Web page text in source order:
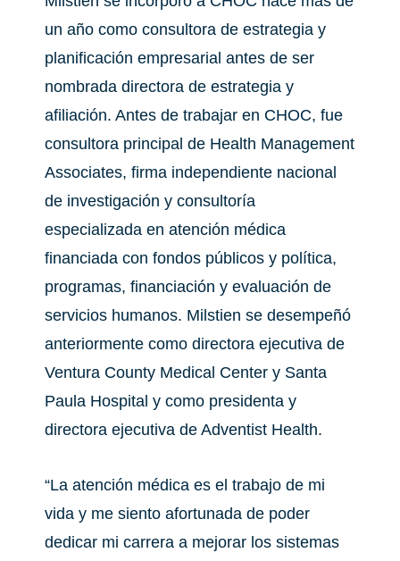
un año como consultora de estrategia y
planificación empresarial antes de ser
nombrada directora de estrategia y
afiliación. Antes de trabajar en CHOC, fue
consultora principal de Health Management
Associates, firma independiente nacional
de investigación y consultoría
especializada en atención médica
financiada con fondos públicos y política,
programas, financiación y evaluación de
servicios humanos. Milstien se desempeñó
anteriormente como directora ejecutiva de
Ventura County Medical Center y Santa
Paula Hospital y como presidenta y
directora ejecutiva de Adventist Health.
“La atención médica es el trabajo de mi
vida y me siento afortunada de poder
dedicar mi carrera a mejorar los sistemas